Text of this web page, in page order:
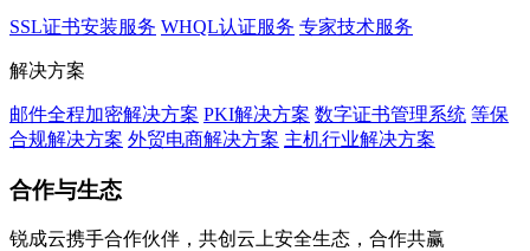
SSL证书安装服务 WHQL认证服务 专家技术服务
解决方案
邮件全程加密解决方案 PKI解决方案 数字证书管理系统 等保
合规解决方案 外贸电商解决方案 主机行业解决方案
合作与生态
锐成云携手合作伙伴，共创云上安全生态，合作共赢